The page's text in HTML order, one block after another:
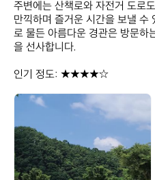
주변에는 산책로와 자전거 도로
만끽하며 즐거운 시간을 보낼 수
로 물든 아름다운 경관은 방문하
을 선사합니다.
인기 정도: ★★★★☆
잔
캠
핑